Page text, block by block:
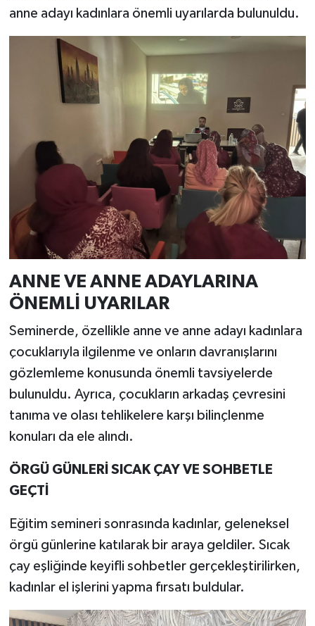
anne adayı kadınlara önemli uyarılarda bulunuldu.
ANNE VE ANNE ADAYLARINA
ÖNEMLİ UYARILAR
Seminerde, özellikle anne ve anne adayı kadınlara
çocuklarıyla ilgilenme ve onların davranışlarını
gözlemleme konusunda önemli tavsiyelerde
bulunuldu. Ayrıca, çocukların arkadaş çevresini
tanıma ve olası tehlikelere karşı bilinçlenme
konuları da ele alındı.
ÖRGÜ GÜNLERİ SICAK ÇAY VE SOHBETLE
GEÇTİ
Eğitim semineri sonrasında kadınlar, geleneksel
örgü günlerine katılarak bir araya geldiler. Sıcak
çay eşliğinde keyifli sohbetler gerçekleştirilirken,
kadınlar el işlerini yapma fırsatı buldular.